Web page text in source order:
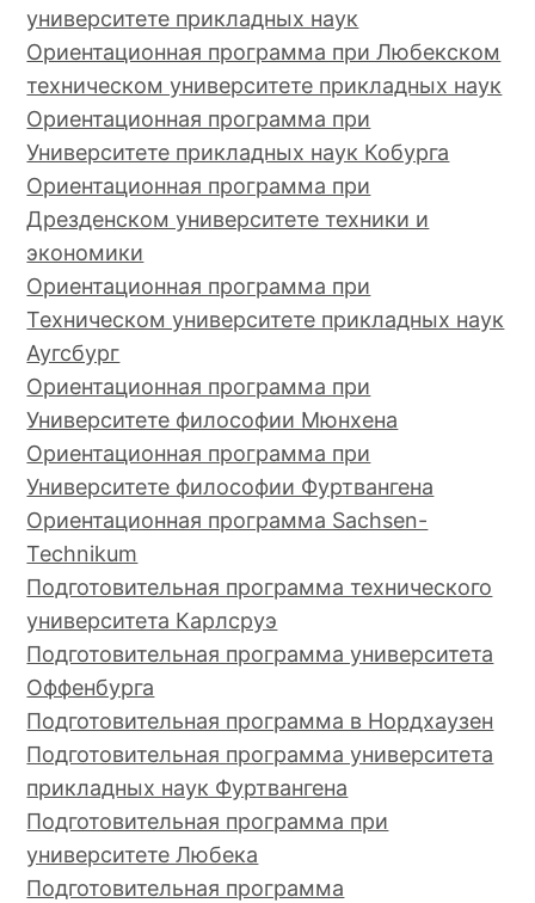
университете прикладных наук
Ориентационная программа при Любекском
техническом университете прикладных наук
Ориентационная программа при
Университете прикладных наук Кобурга
Ориентационная программа при
Дрезденском университете техники и
экономики
Ориентационная программа при
Техническом университете прикладных наук
Аугсбург
Ориентационная программа при
Университете философии Мюнхена
Ориентационная программа при
Университете философии Фуртвангена
Ориентационная программа Sachsen-
Technikum
Подготовительная программа технического
университета Карлсруэ
Подготовительная программа университета
Оффенбурга
Подготовительная программа в Нордхаузен
Подготовительная программа университета
прикладных наук Фуртвангена
Подготовительная программа при
университете Любека
Подготовительная программа